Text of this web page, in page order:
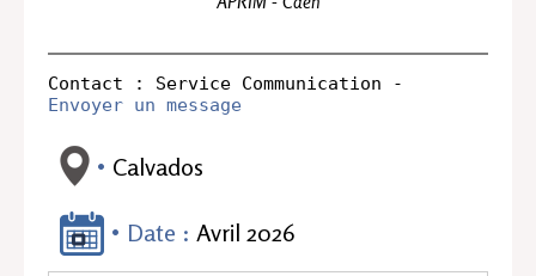
Envoyer un message
Calvados
Date : Avril 2026